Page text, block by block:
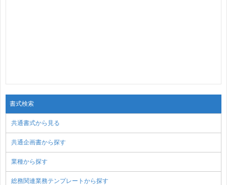
書式検索
共通書式から見る
共通企画書から探す
業種から探す
総務関連業務テンプレートから探す